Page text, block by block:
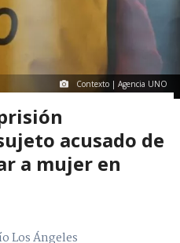
Contexto | Agencia UNO
acusado de
a mujer en
Los Ángeles